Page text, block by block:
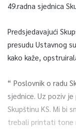
49.radna sjednica
Predsjedavajući
presudu Ustavnog
kako kaže,
“ Poslovnik o radu
sjednice. Uz poziv
Skupštinu KS. Mi bi
trebali printati tone